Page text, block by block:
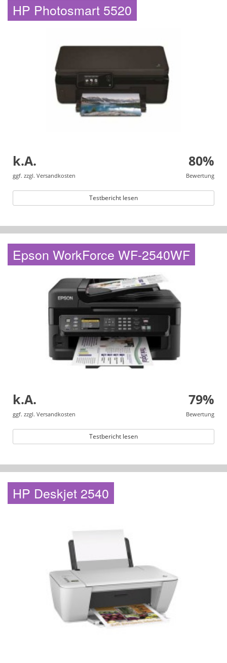
HP Photosmart 5520
k.A.
ggf. zzgl. Versandkosten
80%
Bewertung
Testbericht lesen
Epson WorkForce WF-2540WF
k.A.
ggf. zzgl. Versandkosten
79%
Bewertung
Testbericht lesen
HP Deskjet 2540